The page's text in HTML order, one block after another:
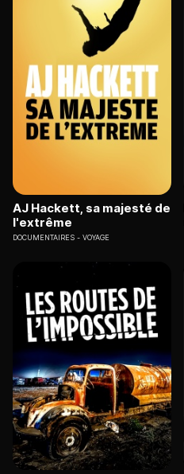
AJ Hackett, sa majesté de
l'extrême
DOCUMENTAIRES VOYAGE